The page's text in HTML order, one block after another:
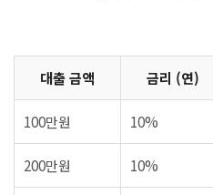
대출 금액 금리 (연)
100만원 10%
200만원 10%